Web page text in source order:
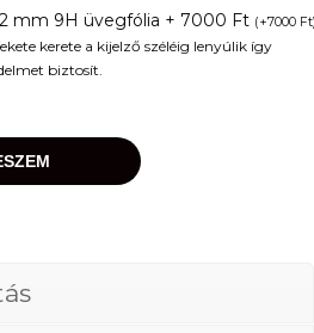
mm 9H üvegfólia + 7000 Ft (+7000 Ft
kerete a kijelző széléig lenyúlik így
biztosít.